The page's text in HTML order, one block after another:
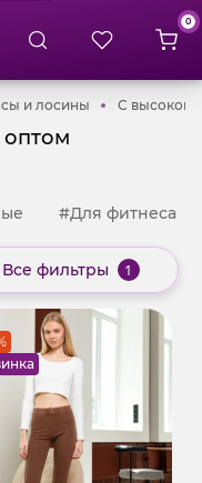
0
и лосины Леггинсы и
С высокой
#Для фитнеса
Все фильтры 1